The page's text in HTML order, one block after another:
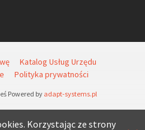
Katalog Usług Urzędu
Polityka prywatności
Powered by adapt-systems.pl
Korzystając ze strony